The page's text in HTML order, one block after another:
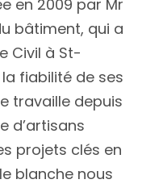
en 2009 par Mr
bâtiment, qui a
Civil à St-
la fiabilité de ses
travaille depuis
d’artisans
projets clés en
blanche nous